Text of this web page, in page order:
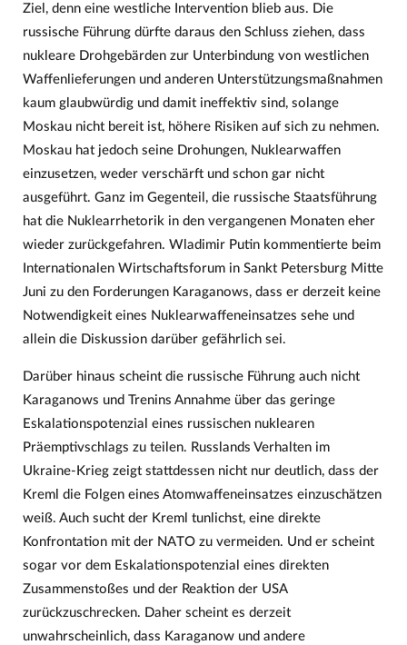
Ziel, denn eine westliche Intervention blieb aus. Die
russische Führung dürfte daraus den Schluss ziehen, dass
nukleare Drohgebärden zur Unterbindung von westlichen
Waffenlieferungen und anderen Unterstützungsmaßnahmen
kaum glaubwürdig und damit ineffektiv sind, solange
Moskau nicht bereit ist, höhere Risiken auf sich zu nehmen.
Moskau hat jedoch seine Drohungen, Nuklearwaffen
einzusetzen, weder verschärft und schon gar nicht
ausgeführt. Ganz im Gegenteil, die russische Staatsführung
hat die Nuklearrhetorik in den vergangenen Monaten eher
wieder zurückgefahren. Wladimir Putin kommentierte beim
Internationalen Wirtschaftsforum in Sankt Petersburg Mitte
Juni zu den Forderungen Karaganows, dass er derzeit keine
Notwendigkeit eines Nuklearwaffeneinsatzes sehe und
allein die Diskussion darüber gefährlich sei.
Darüber hinaus scheint die russische Führung auch nicht
Karaganows und Trenins Annahme über das geringe
Eskalationspotenzial eines russischen nuklearen
Präemptivschlags zu teilen. Russlands Verhalten im
Ukraine-Krieg zeigt stattdessen nicht nur deutlich, dass der
Kreml die Folgen eines Atomwaffeneinsatzes einzuschätzen
weiß. Auch sucht der Kreml tunlichst, eine direkte
Konfrontation mit der NATO zu vermeiden. Und er scheint
sogar vor dem Eskalationspotenzial eines direkten
Zusammenstoßes und der Reaktion der USA
zurückzuschrecken. Daher scheint es derzeit
unwahrscheinlich, dass Karaganow und andere